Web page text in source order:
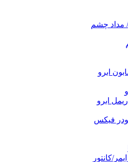
چشم
ابرو
ابرو
فیکس
کانتور